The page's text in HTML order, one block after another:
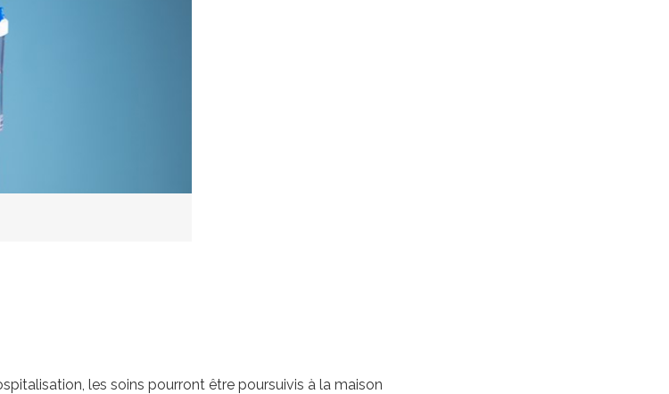
les soins pourront être poursuivis à la maison